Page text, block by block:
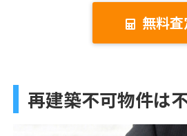
無料
再建築不可物件は